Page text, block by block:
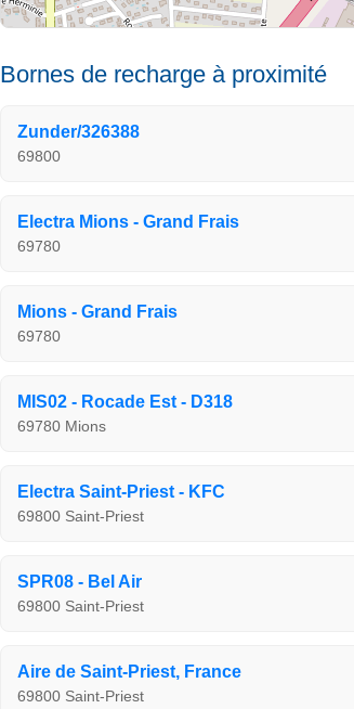
Bornes de recharge à proximité
Zunder/326388
69800
Electra Mions - Grand Frais
69780
Mions - Grand Frais
69780
MIS02 - Rocade Est - D318
69780 Mions
Electra Saint-Priest - KFC
69800 Saint-Priest
SPR08 - Bel Air
69800 Saint-Priest
Aire de Saint-Priest, France
69800 Saint-Priest